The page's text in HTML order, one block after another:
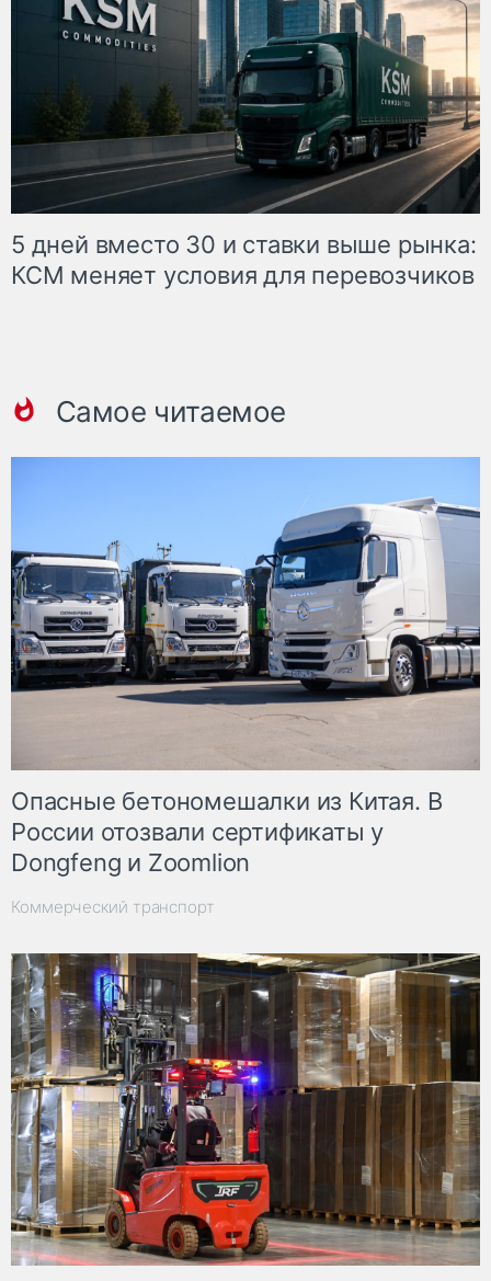
5 дней вместо 30 и ставки выше рынка:
КСМ меняет условия для перевозчиков
Самое читаемое
Опасные бетономешалки из Китая. В
России отозвали сертификаты у
Dongfeng и Zoomlion
Коммерческий транспорт